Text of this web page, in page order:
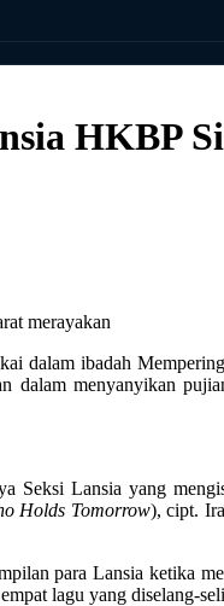
HKBP
merayakan
dalam ibadah
dalam menyanyikan
Seksi Lansia yang
Holds Tomorrow), cipt.
para Lansia ketika
lagu yang diselang-